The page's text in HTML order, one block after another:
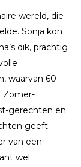
wereld, die
Sonja kon
dik, prachtig
waarvan 60
Zomer-
gerechten en
geeft
van een
wel